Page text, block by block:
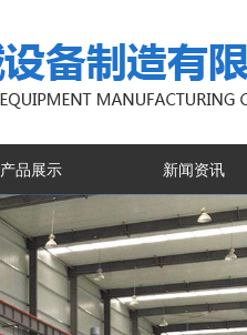
产品展示 新闻资讯